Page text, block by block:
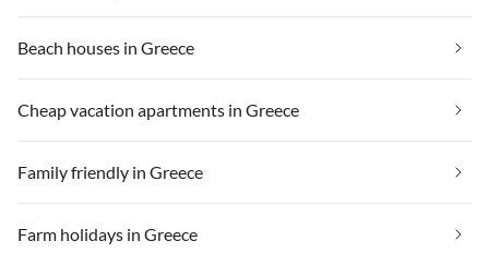
Beach houses in Greece
Cheap vacation apartments in Greece
Family friendly in Greece
Farm holidays in Greece